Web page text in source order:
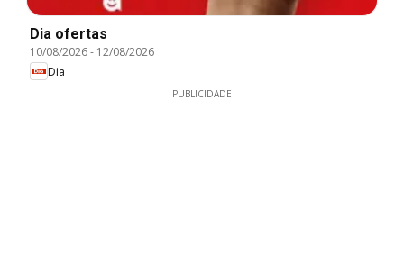
Dia ofertas
10/08/2026- 12/08/2026
Dia
PUBLICIDADE